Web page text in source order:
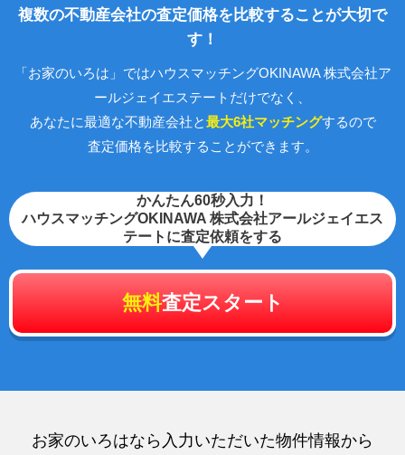
複数の不動産会社の査定価格を比較することが大切で
す！
「お家のいろは」ではハウスマッチングOKINAWA 株式会社ア
ールジェイエステートだけでなく、
あなたに最適な不動産会社と最大6社マッチングするので
査定価格を比較することができます。
かんたん60秒入力！
ハウスマッチングOKINAWA 株式会社アールジェイエス
テートに査定依頼をする
無料査定スタート
お家のいろはなら入力いただいた物件情報から